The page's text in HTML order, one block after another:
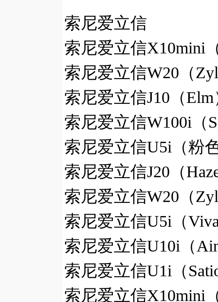
索尼爱立信
索尼爱立信X10mini
索尼爱立信W20（
索尼爱立信J10（
索尼爱立信W100i（
索尼爱立信U5i（粉
索尼爱立信J20（
索尼爱立信W20（
索尼爱立信U5i（
索尼爱立信U10i（
索尼爱立信U1i（
索尼爱立信X10mini